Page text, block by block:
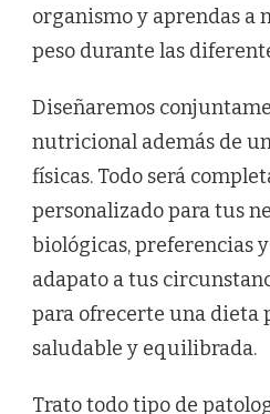
organismo y aprendas a
peso durante las
Diseñaremos
nutricional además de
físicas. Todo será
personalizado para tus
biológicas, preferencias
adapato a tus
para ofrecerte una dieta
saludable y equilibrada.
Trato todo tipo de